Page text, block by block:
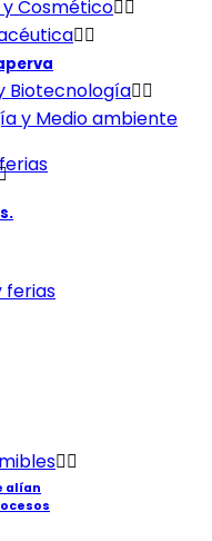
Cosmético
Biotecnología
y Medio ambiente
ferias
alían